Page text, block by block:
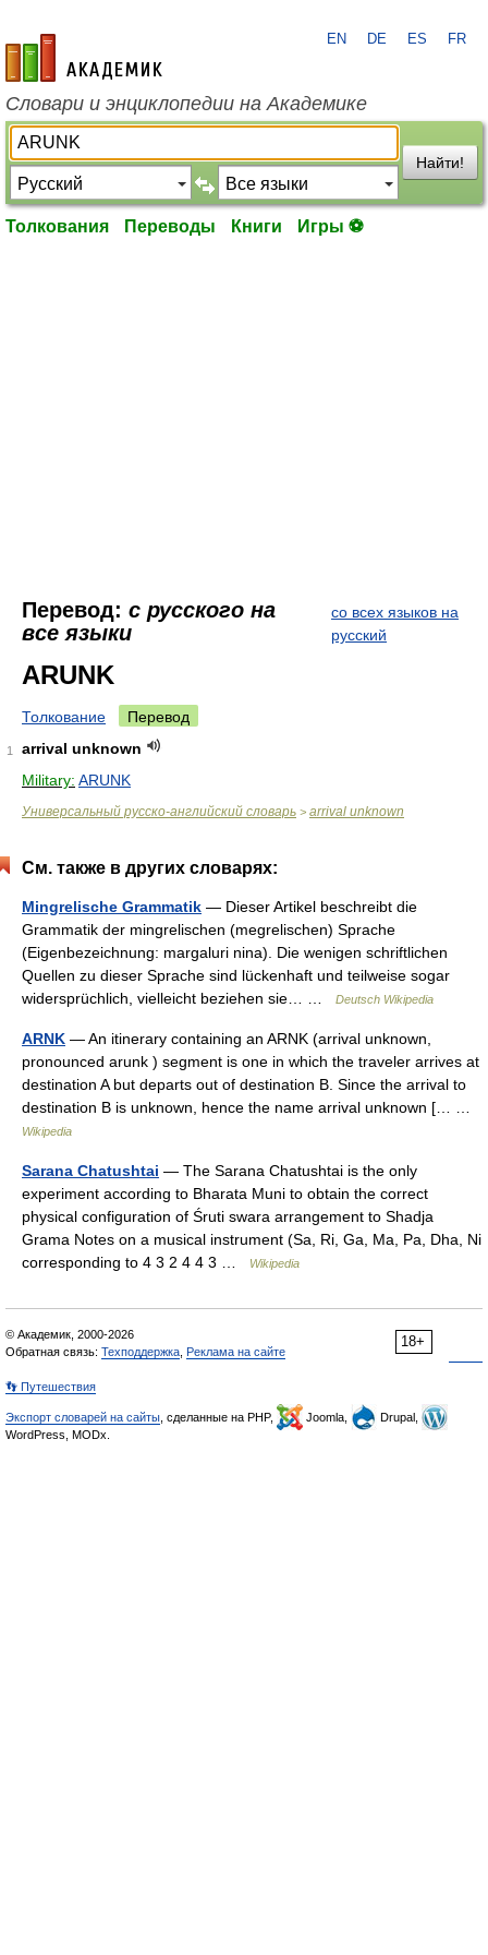
academic.ru
EN DE ES FR
Словари и энциклопедии на Академике
Найти!
Толкования Переводы Книги Игры ⚽
Перевод: с русского на
все языки
со всех языков на
русский
ARUNK
Толкование Перевод
1
arrival unknown
Military: ARUNK
Универсальный русско-английский словарь > arrival unknown
См. также в других словарях:
Mingrelische Grammatik — Dieser Artikel beschreibt die
Grammatik der mingrelischen (megrelischen) Sprache
(Eigenbezeichnung: margaluri nina). Die wenigen schriftlichen
Quellen zu dieser Sprache sind lückenhaft und teilweise sogar
widersprüchlich, vielleicht beziehen sie… …
Deutsch Wikipedia
ARNK — An itinerary containing an ARNK (arrival unknown,
pronounced arunk ) segment is one in which the traveler arrives at
destination A but departs out of destination B. Since the arrival to
destination B is unknown, hence the name arrival unknown [… …
Wikipedia
Sarana Chatushtai — The Sarana Chatushtai is the only
experiment according to Bharata Muni to obtain the correct
physical configuration of Śruti swara arrangement to Shadja
Grama Notes on a musical instrument (Sa, Ri, Ga, Ma, Pa, Dha, Ni
corresponding to 4 3 2 4 4 3 …
Wikipedia
18+
© Академик, 2000-2026
Обратная связь: Техподдержка Реклама на сайте
👣 Путешествия
Экспорт словарей на сайты , сделанные на PHP, Joomla,
Drupal,
WordPress, MODx.